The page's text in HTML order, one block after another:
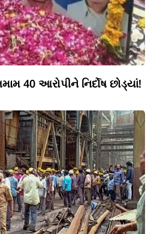
40 આરોપીને નિર્દોષ છોડ્યાં!